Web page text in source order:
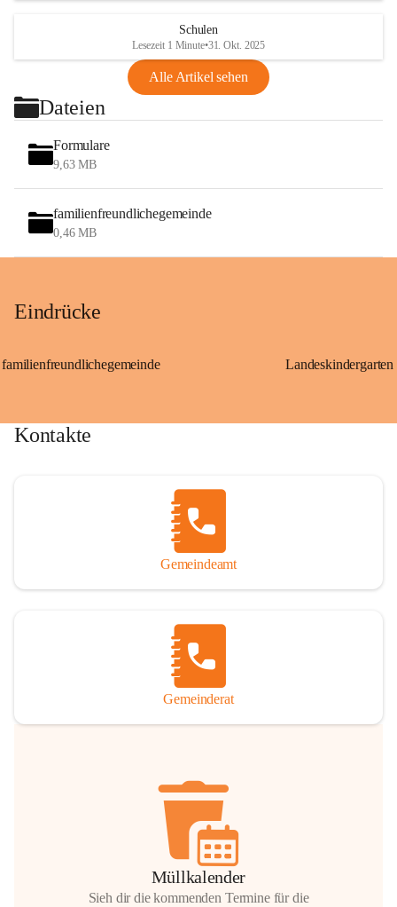
Schulen
Lesezeit 1 Minute•31. Okt. 2025
Alle Artikel sehen
Dateien
Formulare
9,63 MB
familienfreundlichegemeinde
0,46 MB
Eindrücke
familienfreundlichegemeinde
Kontakte
Gemeindeamt
Gemeinderat
Müllkalender
Sieh dir die kommenden Termine für die